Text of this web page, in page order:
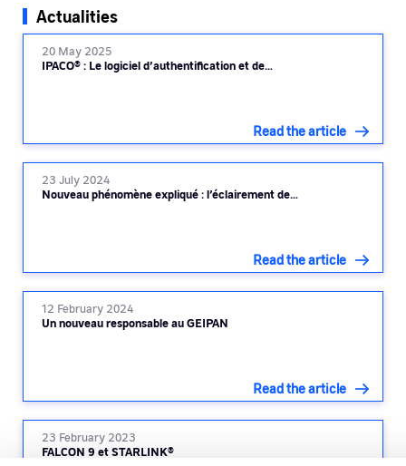
Actualities
20 May 2025
IPACO® : Le logiciel d’authentification et de…
Read the article
23 July 2024
Nouveau phénomène expliqué : l’éclairement de…
Read the article
12 February 2024
Un nouveau responsable au GEIPAN
Read the article
23 February 2023
FALCON 9 et STARLINK®